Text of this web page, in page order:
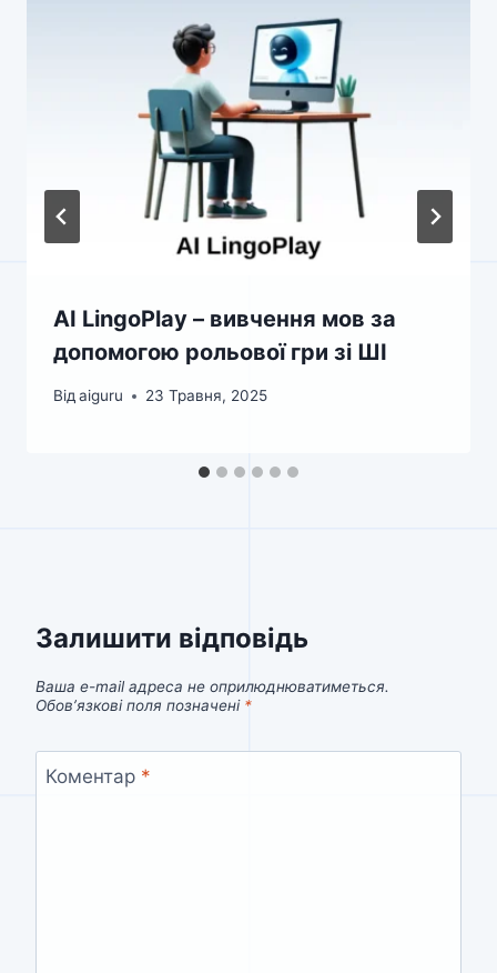
AI LingoPlay – вивчення мов за
допомогою рольової гри зі ШІ
Від aiguru 23 Травня, 2025
Залишити відповідь
Ваша e-mail адреса не оприлюднюватиметься.
Обов’язкові поля позначені *
Коментар *